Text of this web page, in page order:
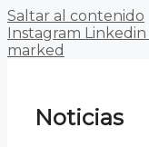
Saltar al contenido
Instagram Linkedin
marked
Noticias